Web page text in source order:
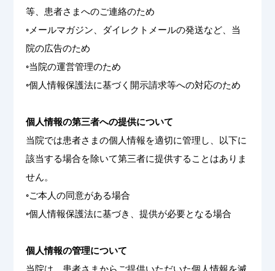
等、患者さまへのご連絡のため
◦メールマガジン、ダイレクトメールの発送など、当
院の広告のため
◦当院の運営管理のため
◦個人情報保護法に基づく開示請求等への対応のため
個人情報の第三者への提供について
当院では患者さまの個人情報を適切に管理し、以下に
該当する場合を除いて第三者に提供することはありま
せん。
◦ご本人の同意がある場合
◦個人情報保護法に基づき、提供が必要となる場合
個人情報の管理について